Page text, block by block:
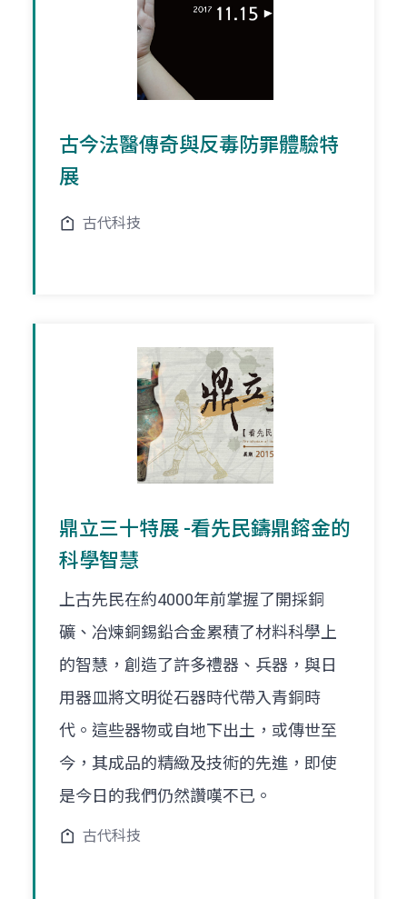
古今法醫傳奇與反毒防罪體驗特
展
古代科技
鼎立三十特展 -看先民鑄鼎鎔金的
科學智慧
上古先民在約4000年前掌握了開採銅
礦、冶煉銅錫鉛合金累積了材料科學上
的智慧，創造了許多禮器、兵器，與日
用器皿將文明從石器時代帶入青銅時
代。這些器物或自地下出土，或傳世至
今，其成品的精緻及技術的先進，即使
是今日的我們仍然讚嘆不已。
古代科技